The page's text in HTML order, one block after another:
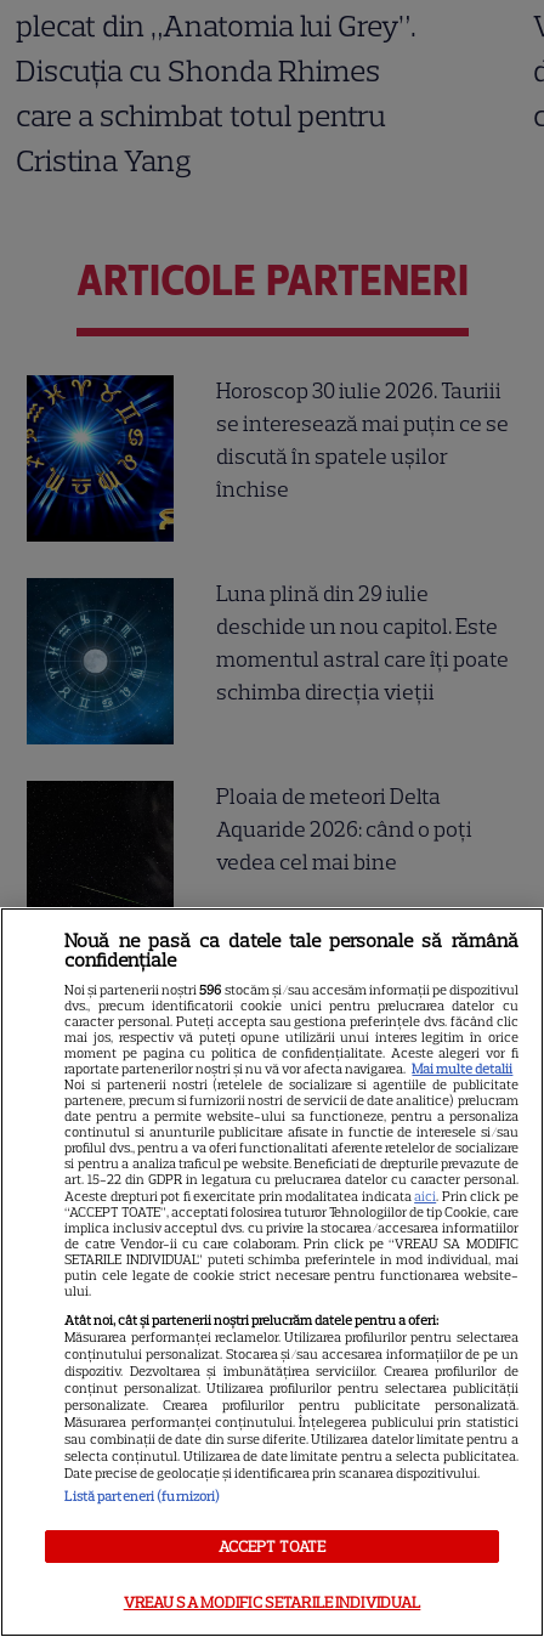
plecat din „Anatomia lui Grey”.
Discuția cu Shonda Rhimes
care a schimbat totul pentru
Cristina Yang
ARTICOLE PARTENERI
Horoscop 30 iulie 2026. Tauriii
se interesează mai puțin ce se
discută în spatele ușilor
închise
Luna plină din 29 iulie
deschide un nou capitol. Este
momentul astral care îți poate
schimba direcția vieții
Ploaia de meteori Delta
Aquaride 2026: când o poți
vedea cel mai bine
Câte calorii are pepenele roșu
– beneficii și contraindicații
ALTE ARTICOLE
INTERESANTE
3
VEDETE STRĂINE
Marvel are un nou Black
Panther. David Jonsson preia
moștenirea lui Chadwick
Boseman
VEDETE STRĂINE
Nouă ne pasă ca datele tale personale să rămână
confidențiale
Noi și partenerii noștri596 stocăm și/sau accesăm informații pe dispozitivul
dvs., precum identificatorii cookie unici pentru prelucrarea datelor cu
caracter personal. Puteți accepta sau gestiona preferințele dvs. făcând clic
mai jos, respectiv vă puteți opune utilizării unui interes legitim în orice
moment pe pagina cu politica de confidențialitate. Aceste alegeri vor fi
raportate partenerilor noștri și nu vă vor afecta navigarea. Mai multe detalii
Noi si partenerii nostri (retelele de socializare si agentiile de publicitate
partenere, precum si furnizorii nostri de servicii de date analitice) prelucram
date pentru a permite website-ului sa functioneze, pentru a personaliza
continutul si anunturile publicitare afisate in functie de interesele si/sau
profilul dvs., pentru a va oferi functionalitati aferente retelelor de socializare
si pentru a analiza traficul pe website. Beneficiati de drepturile prevazute de
art. 15-22 din GDPR in legatura cu prelucrarea datelor cu caracter personal.
Aceste drepturi pot fi exercitate prin modalitatea indicataaici. Prin click pe
“ACCEPT TOATE”, acceptati folosirea tuturor Tehnologiilor de tip Cookie, care
implica inclusiv acceptul dvs. cu privire la stocarea/accesarea informatiilor
de catre Vendor-ii cu care colaboram. Prin click pe “VREAU SA MODIFIC
SETARILE INDIVIDUAL” puteti schimba preferintele in mod individual, mai
putin cele legate de cookie strict necesare pentru functionarea website-
ului.
Atât noi, cât și partenerii noștri prelucrăm datele pentru a oferi:
Măsurarea performanței reclamelor. Utilizarea profilurilor pentru selectarea
conținutului personalizat. Stocarea și/sau accesarea informațiilor de pe un
dispozitiv. Dezvoltarea și îmbunătățirea serviciilor. Crearea profilurilor de
conținut personalizat. Utilizarea profilurilor pentru selectarea publicității
personalizate. Crearea profilurilor pentru publicitate personalizată.
Măsurarea performanței conținutului. Înțelegerea publicului prin statistici
sau combinații de date din surse diferite. Utilizarea datelor limitate pentru a
selecta conținutul. Utilizarea de date limitate pentru a selecta publicitatea.
Date precise de geolocație și identificarea prin scanarea dispozitivului.
Listă parteneri (furnizori)
ACCEPT TOATE
VREAU SA MODIFIC SETARILE INDIVIDUAL